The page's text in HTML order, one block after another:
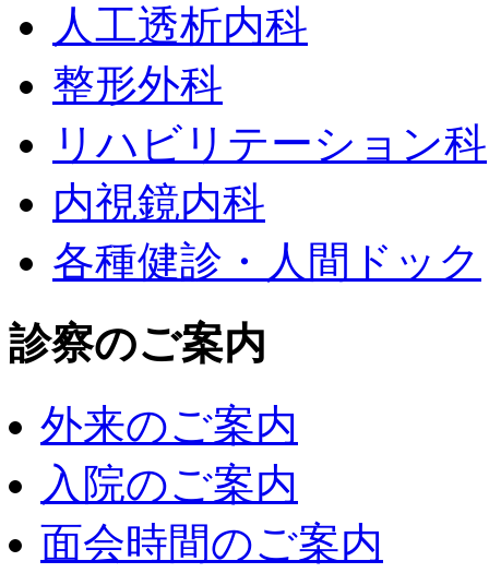
人工透析内科
整形外科
リハビリテーション科
内視鏡内科
各種健診・人間ドック
診察のご案内
外来のご案内
入院のご案内
面会時間のご案内